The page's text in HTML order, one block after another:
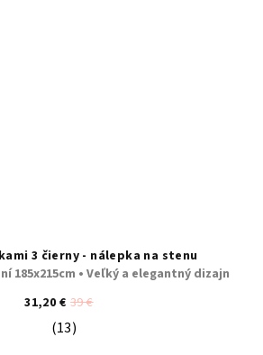
3 čierny - nálepka na stenu
185x215cm • Veľký a elegantný dizajn
31,20 € 39 €
Priemerné hodnotenie produktu
(13)